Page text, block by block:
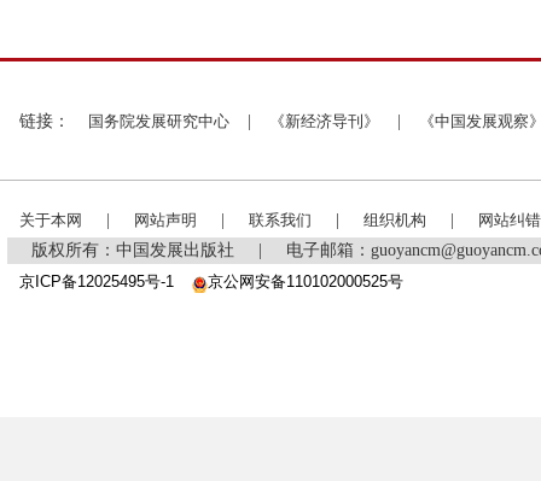
链接： 国务院发展研究中心 《新经济导刊》 《中国发展观察
关于本网 网站声明 联系我们 组织机构
网站纠错
版权所有：中国发展出版社
电子邮箱：
京ICP备12025495号-1
京公网安备110102000525号